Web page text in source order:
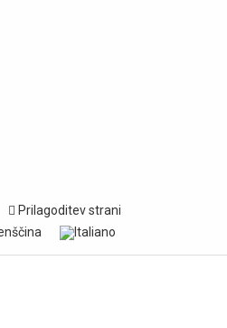
Prilagoditev strani